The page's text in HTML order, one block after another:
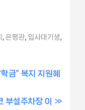
,은평관 입사대기생
금” 복지 지원혜
부설주차장 이